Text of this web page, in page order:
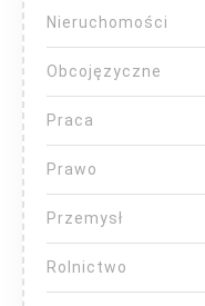
Nieruchomości
Obcojęzyczne
Praca
Prawo
Przemysł
Rolnictwo